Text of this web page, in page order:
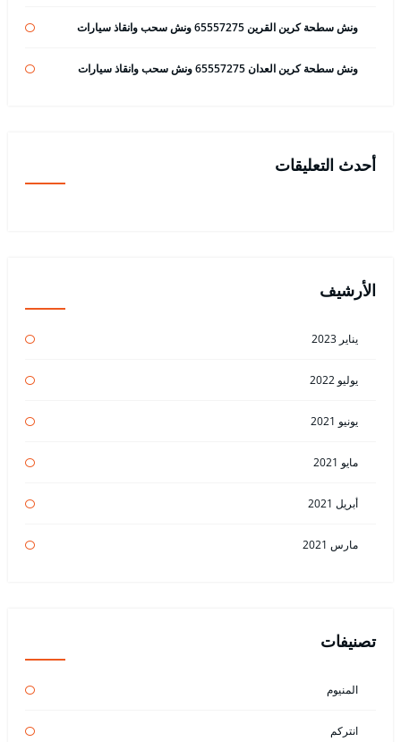
ونش سطحة كرين القرين 65557275 ونش سحب وانقاذ سيارات
ونش سطحة كرين العدان 65557275 ونش سحب وانقاذ سيارات
أحدث التعليقات
الأرشيف
يناير 2023
يوليو 2022
يونيو 2021
مايو 2021
أبريل 2021
مارس 2021
تصنيفات
المنيوم
انتركم